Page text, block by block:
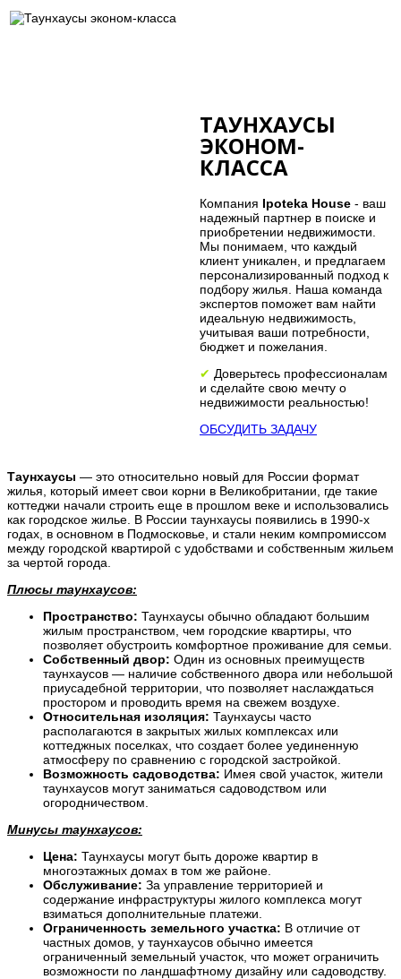
ТАУНХАУСЫ
ЭКОНОМ-
КЛАССА
Компания Ipoteka House - ваш
надежный партнер в поиске и
приобретении недвижимости.
Мы понимаем, что каждый
клиент уникален, и предлагаем
персонализированный подход к
подбору жилья. Наша команда
экспертов поможет вам найти
идеальную недвижимость,
учитывая ваши потребности,
бюджет и пожелания.
✔ Доверьтесь профессионалам
и сделайте свою мечту о
недвижимости реальностью!
ОБСУДИТЬ ЗАДАЧУ
Таунхаусы — это относительно новый для России формат
жилья, который имеет свои корни в Великобритании, где такие
коттеджи начали строить еще в прошлом веке и использовались
как городское жилье. В России таунхаусы появились в 1990-х
годах, в основном в Подмосковье, и стали неким компромиссом
между городской квартирой с удобствами и собственным жильем
за чертой города.
Плюсы таунхаусов:
Пространство: Таунхаусы обычно обладают большим
жилым пространством, чем городские квартиры, что
позволяет обустроить комфортное проживание для семьи.
Собственный двор: Один из основных преимуществ
таунхаусов — наличие собственного двора или небольшой
приусадебной территории, что позволяет наслаждаться
простором и проводить время на свежем воздухе.
Относительная изоляция: Таунхаусы часто
располагаются в закрытых жилых комплексах или
коттеджных поселках, что создает более уединенную
атмосферу по сравнению с городской застройкой.
Возможность садоводства: Имея свой участок, жители
таунхаусов могут заниматься садоводством или
огородничеством.
Минусы таунхаусов:
Цена: Таунхаусы могут быть дороже квартир в
многоэтажных домах в том же районе.
Обслуживание: За управление территорией и
содержание инфраструктуры жилого комплекса могут
взиматься дополнительные платежи.
Ограниченность земельного участка: В отличие от
частных домов, у таунхаусов обычно имеется
ограниченный земельный участок, что может ограничить
возможности по ландшафтному дизайну или садоводству.